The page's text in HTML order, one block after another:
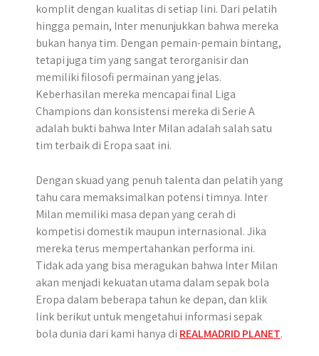
komplit dengan kualitas di setiap lini. Dari pelatih
hingga pemain, Inter menunjukkan bahwa mereka
bukan hanya tim. Dengan pemain-pemain bintang,
tetapi juga tim yang sangat terorganisir dan
memiliki filosofi permainan yang jelas.
Keberhasilan mereka mencapai final Liga
Champions dan konsistensi mereka di Serie A
adalah bukti bahwa Inter Milan adalah salah satu
tim terbaik di Eropa saat ini.
Dengan skuad yang penuh talenta dan pelatih yang
tahu cara memaksimalkan potensi timnya. Inter
Milan memiliki masa depan yang cerah di
kompetisi domestik maupun internasional. Jika
mereka terus mempertahankan performa ini.
Tidak ada yang bisa meragukan bahwa Inter Milan
akan menjadi kekuatan utama dalam sepak bola
Eropa dalam beberapa tahun ke depan, dan klik
link berikut untuk mengetahui informasi sepak
bola dunia dari kami hanya di REALMADRID PLANET.